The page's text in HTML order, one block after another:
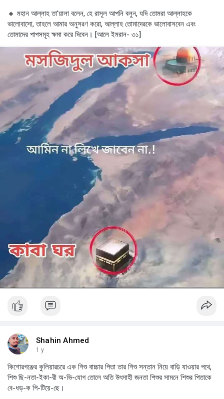
🔸 মহান আল্লাহ তা'য়ালা বলেন, হে রাসূল আপনি বলুন, যদি তোমরা আল্লাহকে
ভালোবাসো, তাহলে আমার অনুসরণ করো, আল্লাহ তোমাদেরকে ভালোবাসবেন এবং
তোমাদের পাপসমূহ ক্ষমা করে দিবেন। [আলে ইমরান- ৩১]
Shahin Ahmed
1 y
কিশোরগঞ্জের কুলিয়ারচরে এক শিশু বাচ্চার পিতা তার শিশু সন্তান নিয়ে বাড়ি যাওয়ার পথে,
শিশু ছি-নতা-ইকা-রী অ-ভি-যোগ তোলে অতি উৎসাহী জনতা শিশুর সামনে শিশুর পিতাকে
বে-ধড়-ক পি-টিয়ে-ছে।